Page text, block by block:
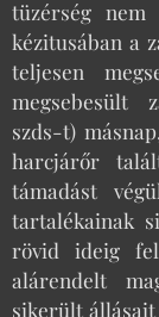
tüzérség nem
kézitusában a
teljesen
megsebesült
szds-t)
harcjárőr
támadást
tartalékainak
rövid ideig
alárendelt
sikerült állásait